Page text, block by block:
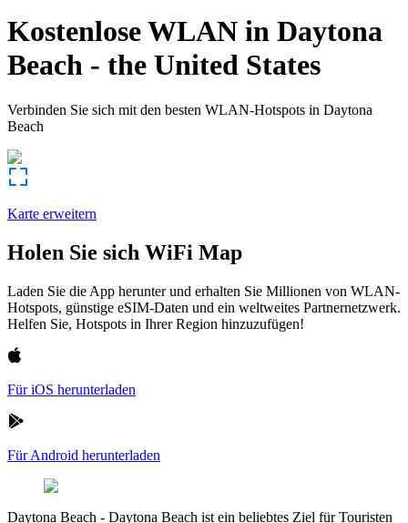
Kostenlose WLAN in Daytona
Beach - the United States
Verbinden Sie sich mit den besten WLAN-Hotspots in Daytona
Beach
Karte erweitern
Holen Sie sich WiFi Map
Laden Sie die App herunter und erhalten Sie Millionen von WLAN-
Hotspots, günstige eSIM-Daten und ein weltweites Partnernetzwerk.
Helfen Sie, Hotspots in Ihrer Region hinzuzufügen!
Für iOS herunterladen
Für Android herunterladen
Daytona Beach - Daytona Beach ist ein beliebtes Ziel für Touristen